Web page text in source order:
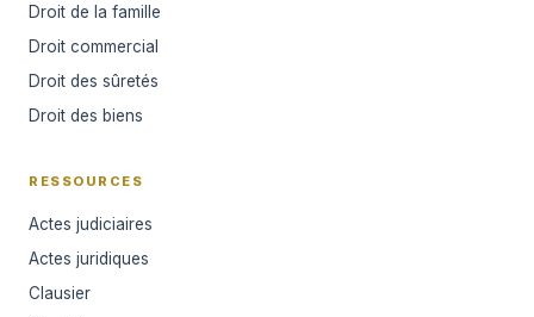
Droit de la famille
Droit commercial
Droit des sûretés
Droit des biens
RESSOURCES
Actes judiciaires
Actes juridiques
Clausier